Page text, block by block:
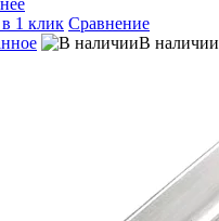
1 клик Сравнение
В наличии